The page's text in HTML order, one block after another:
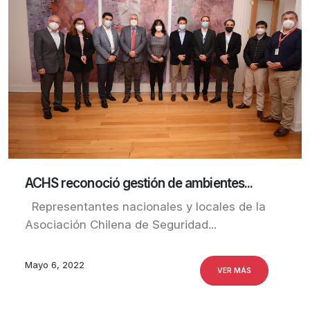
ACHS reconoció gestión de ambientes...
Representantes nacionales y locales de la
Asociación Chilena de Seguridad...
Mayo 6, 2022
VER MÁS